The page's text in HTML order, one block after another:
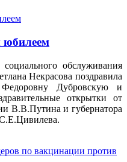
юбилеем
обслуживания
Некрасова поздравила
Дубровскую и
открытки от
В.В.Путина и губернатора
С.Е.Цивилева.